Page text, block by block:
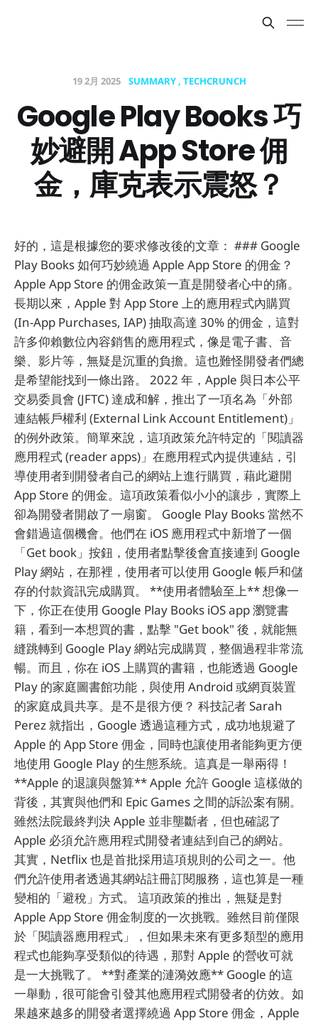
19 2月 2025 SUMMARY TECHCRUNCH
Google Play Books 巧
妙避開 App Store 佣
金，庫克表示震怒？
好的，這是根據您的要求修改後的文章： ### Google
Play Books 如何巧妙繞過 Apple App Store 的佣金？
Apple App Store 的佣金政策一直是開發者心中的痛。
長期以來，Apple 對 App Store 上的應用程式內購買
(In-App Purchases, IAP) 抽取高達 30% 的佣金，這對
許多仰賴數位內容銷售的應用程式，像是電子書、音
樂、影片等，無疑是沉重的負擔。這也難怪開發者們總
是希望能找到一條出路。 2022 年，Apple 與日本公平
交易委員會 (JFTC) 達成和解，推出了一項名為「外部
連結帳戶權利 (External Link Account Entitlement)」
的例外政策。簡單來說，這項政策允許特定的「閱讀器
應用程式 (reader apps)」在應用程式內提供連結，引
導使用者到開發者自己的網站上進行購買，藉此避開
App Store 的佣金。這項政策看似小小的讓步，實際上
卻為開發者開啟了一扇窗。 Google Play Books 當然不
會錯過這個機會。他們在 iOS 應用程式中新增了一個
「Get book」按鈕，使用者點擊後會直接連到 Google
Play 網站，在那裡，使用者可以使用 Google 帳戶和儲
存的付款資訊完成購買。 **使用者體驗至上** 想像一
下，你正在使用 Google Play Books iOS app 瀏覽書
籍，看到一本想買的書，點擊 "Get book" 後，就能無
縫跳轉到 Google Play 網站完成購買，整個過程非常流
暢。而且，你在 iOS 上購買的書籍，也能透過 Google
Play 的家庭圖書館功能，與使用 Android 或網頁裝置
的家庭成員共享。是不是很方便？ 科技記者 Sarah
Perez 就指出，Google 透過這種方式，成功地規避了
Apple 的 App Store 佣金，同時也讓使用者能夠更方便
地使用 Google Play 的生態系統。這真是一舉兩得！
**Apple 的退讓與盤算** Apple 允許 Google 這樣做的
背後，其實與他們和 Epic Games 之間的訴訟案有關。
雖然法院最終判決 Apple 並非壟斷者，但也確認了
Apple 必須允許應用程式開發者連結到自己的網站。
其實，Netflix 也是首批採用這項規則的公司之一。他
們允許使用者透過其網站註冊訂閱服務，這也算是一種
變相的「避稅」方式。 這項政策的推出，無疑是對
Apple App Store 佣金制度的一次挑戰。雖然目前僅限
於「閱讀器應用程式」，但如果未來有更多類型的應用
程式也能夠享受類似的待遇，那對 Apple 的營收可就
是一大挑戰了。 **對產業的漣漪效應** Google 的這
一舉動，很可能會引發其他應用程式開發者的仿效。如
果越來越多的開發者選擇繞過 App Store 佣金，Apple